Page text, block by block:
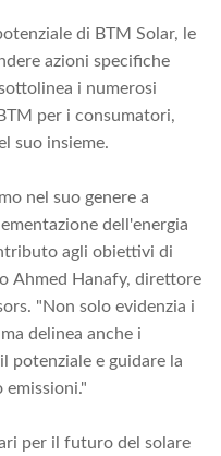
di BTM Solar, le
azioni specifiche
i numerosi
per i consumatori,
suo insieme.
nel suo genere a
dell'energia
agli obiettivi di
Ahmed Hanafy, direttore
"Non solo evidenzia i
delinea anche i
potenziale e guidare la
per il futuro del solare